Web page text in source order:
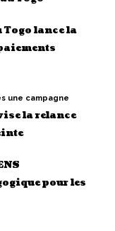
Togo lance la
une campagne
la relance
pour les